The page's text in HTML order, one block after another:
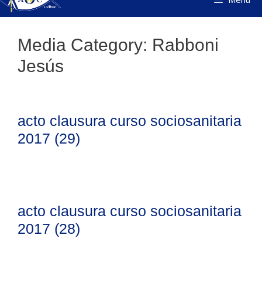
Media Category: Rabboni
Jesús
acto clausura curso sociosanitaria
2017 (29)
acto clausura curso sociosanitaria
2017 (28)